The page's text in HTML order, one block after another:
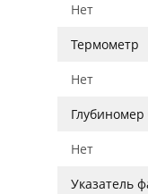
Нет
Термометр
Нет
Глубиномер
Нет
Указатель